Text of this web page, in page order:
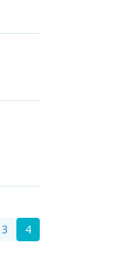
3 4